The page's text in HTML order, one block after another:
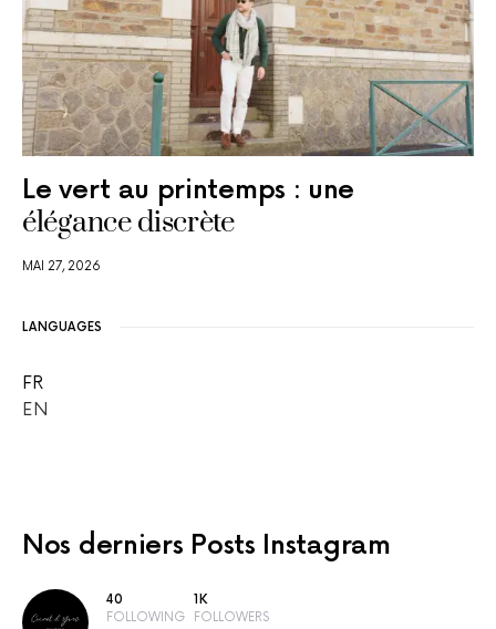
Le vert au printemps : une
élégance discrète
MAI 27, 2026
LANGUAGES
FR
EN
Nos derniers Posts Instagram
40
FOLLOWING
1K
FOLLOWERS